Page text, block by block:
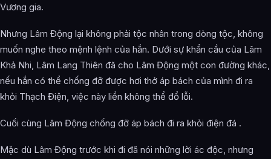
Vương gia.
Nhưng Lâm Động lại không phải tộc nhân trong dòng tộc, không
muốn nghe theo mệnh lệnh của hắn. Dưới sự khẩn cầu của Lâm
Khả Nhi, Lâm Lang Thiên đã cho Lâm Động một con đường khác,
nếu hắn có thể chống đỡ được hơi thở áp bách của mình đi ra
khỏi Thạch Điện, việc này liền không thể đổ lỗi.
Cuối cùng Lâm Động chống đỡ áp bách đi ra khỏi điện đá .
Mặc dù Lâm Động trước khi đi đã nói những lời ác độc, nhưng